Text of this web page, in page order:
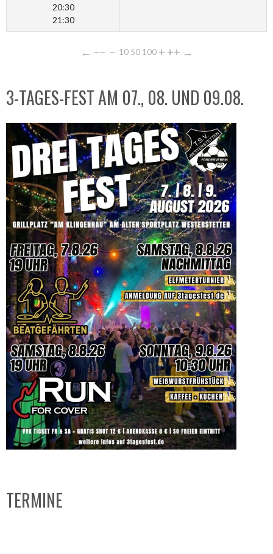
20:30
21:30
← −− − 10 50 100 + ++ →
3-TAGES-FEST AM 07., 08. UND 09.08.
TERMINE